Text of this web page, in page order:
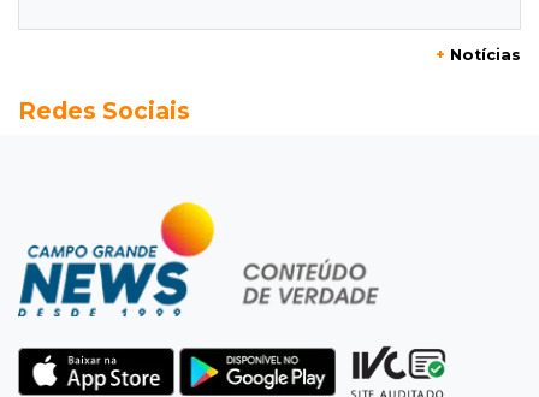
Pantanal treina em Goiânia antes de jogo que
Campeonato Brasileiro
Remo busca empate com Atlético-MG e segue
na zona de rebaixamento
Defesa diz que preso suspeito de sequestro
só emprestou casa a conhecido
+ Notícias
Redes Sociais